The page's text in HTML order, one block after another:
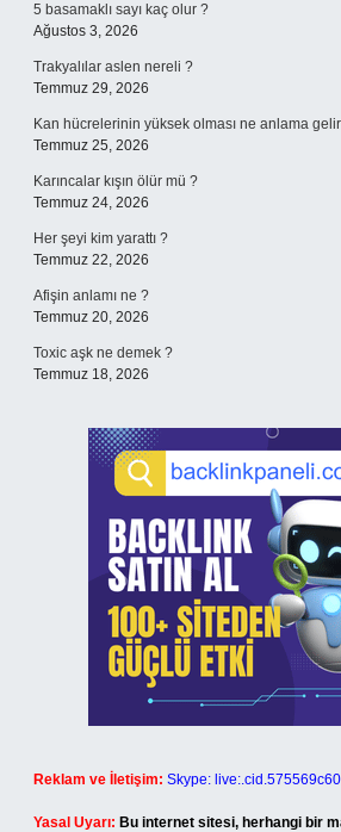
5 basamaklı sayı kaç olur ?
Ağustos 3, 2026
Trakyalılar aslen nereli ?
Temmuz 29, 2026
Kan hücrelerinin yüksek olması ne anlama
Temmuz 25, 2026
Karıncalar kışın ölür mü ?
Temmuz 24, 2026
Her şeyi kim yarattı ?
Temmuz 22, 2026
Afişin anlamı ne ?
Temmuz 20, 2026
Toxic aşk ne demek ?
Temmuz 18, 2026
Reklam ve İletişim: Skype:
Yasal Uyarı: Bu internet sitesi, herhangi bir